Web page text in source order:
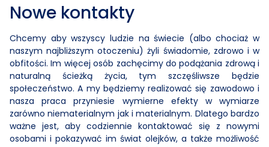
Nowe kontakty
Chcemy aby wszyscy ludzie na świecie (albo chociaż w
naszym najbliższym otoczeniu) żyli świadomie, zdrowo i w
obfitości. Im więcej osób zachęcimy do podążania zdrową i
naturalną ścieżką życia, tym szczęśliwsze będzie
społeczeństwo. A my będziemy realizować się zawodowo i
nasza praca przyniesie wymierne efekty w wymiarze
zarówno niematerialnym jak i materialnym. Dlatego bardzo
ważne jest, aby codziennie kontaktować się z nowymi
osobami i pokazywać im świat olejków, a także możliwość